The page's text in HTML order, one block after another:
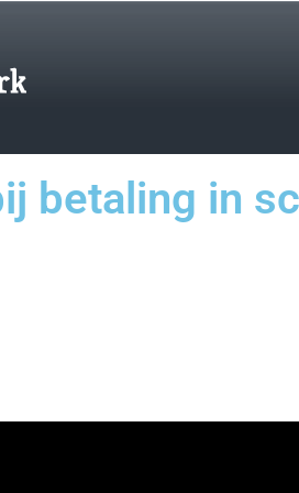
betaling in